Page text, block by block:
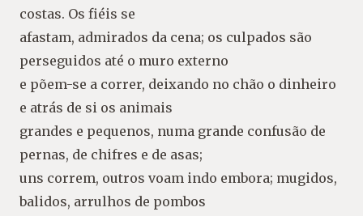
costas. Os fiéis se
afastam, admirados da cena; os culpados são
perseguidos até o muro externo
e põem-se a correr, deixando no chão o dinheiro
e atrás de si os animais
grandes e pequenos, numa grande confusão de
pernas, de chifres e de asas;
uns correm, outros voam indo embora; mugidos,
balidos, arrulhos de pombos